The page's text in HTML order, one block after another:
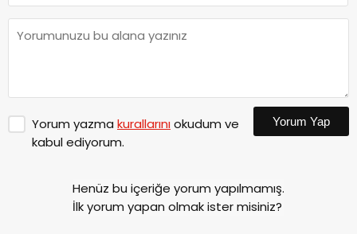
Yorum yazma kurallarınıokudum ve
kabul ediyorum.
Yorum Yap
Henüz bu içeriğe yorum yapılmamış.
İlk yorum yapan olmak ister misiniz?